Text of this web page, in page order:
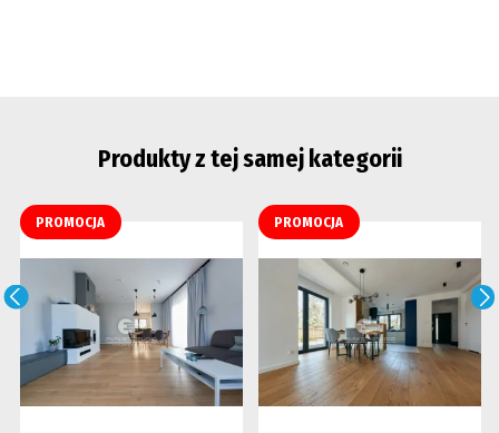
Produkty z tej samej kategorii
PROMOCJA PROMOCJA